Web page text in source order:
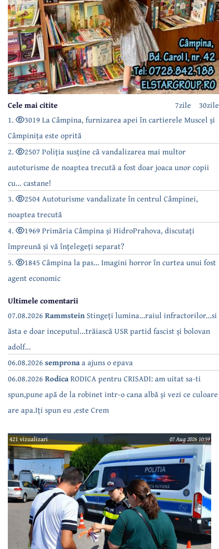
30zile
7zile
Cele mai citite
1.
3019 La Câmpina, furnizarea apei în cartierele Muscel și
Câmpinița este oprită
2.
2507 Poliția susține că vandalizarea mai multor
autoturisme de noaptea trecută a fost doar joaca unor copii
cu... castane!
3.
2504 Autoturisme vandalizate în centrul Câmpinei,
noaptea trecută
4.
1969 Primăria Câmpina și HidroPrahova, discutați
împreună și vă înțelegeți separat?
5.
1845 Câmpina la pas... Imagini horror în curtea unui fost
agent economic
Ultimele comentarii
07.08.2026 RammsteinStingeți lumina...raiul infractorilor...si
ăsta e doar inceputul...trăiască USR partid fascist și bolovan
adolf...
06.08.2026 sempronaa ajuns o epava
06.08.2026 RodicaRODICA pentru CRISADI: am uitat sa-ti
spun,pune apă de la robinet intr-o cana albă și vezi ce culoare
are apa.Iți spun eu ,este Crem
421 vizualizari 07 Aug 2026 10:59